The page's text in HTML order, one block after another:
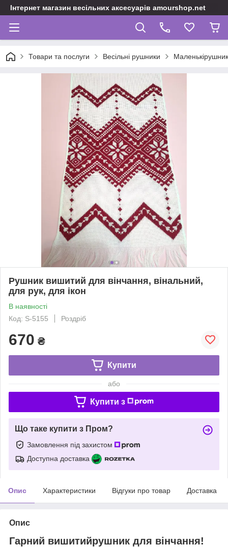
Інтернет магазин весільних аксесуарів amourshop.net
Товари та послуги Весільні рушники
Рушник вишитий для вінчання, вінальний,
для рук, для ікон
В наявності
Код: S-5155
Роздріб
670 ₴
Купити
або
Купити з
Що таке купити з Пром?
Замовлення під захистом
Доступна доставка
Опис Характеристики Відгуки про товар Доставка
Опис
Гарний вишитийрушник для вінчання!